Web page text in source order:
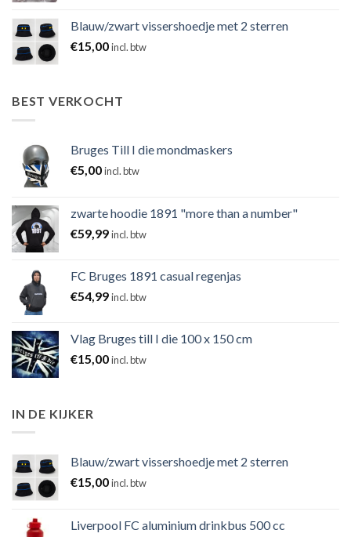
Blauw/zwart vissershoedje met 2 sterren
€15,00incl. btw
BEST VERKOCHT
Bruges Till I die mondmaskers
€5,00incl. btw
zwarte hoodie 1891 "more than a number"
€59,99incl. btw
FC Bruges 1891 casual regenjas
€54,99incl. btw
Vlag Bruges till I die 100 x 150 cm
€15,00incl. btw
IN DE KIJKER
Blauw/zwart vissershoedje met 2 sterren
€15,00incl. btw
Liverpool FC aluminium drinkbus 500 cc